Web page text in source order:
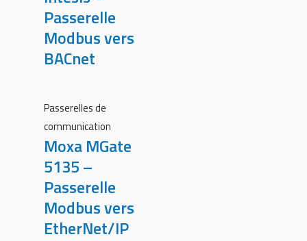
Passerelle
Modbus vers
BACnet
Passerelles de
communication
Moxa MGate
5135 –
Passerelle
Modbus vers
EtherNet/IP